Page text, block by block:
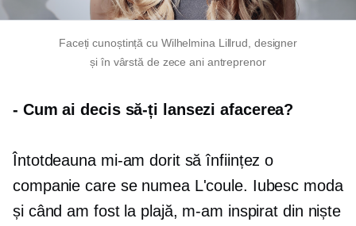
Faceți cunoștință cu Wilhelmina Lillrud, designer
și în vârstă de zece aniantreprenor
- Cum ai decis să-ți lansezi afacerea?
Întotdeauna mi-am dorit să înființez o
companie care se numea L'coule. Iubesc moda
și când am fost la plajă, m-am inspirat din niște